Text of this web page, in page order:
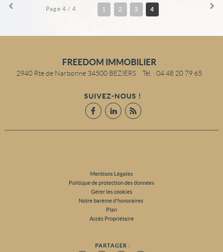
Page 4 / 4 1 2 3 4
FREEDOM IMMOBILIER
2940 Rte de Narbonne 34500 BEZIERS Tél. :04 48 20 79 65
SUIVEZ-NOUS !
Mentions Légales
Politique de protection des données
Gérer les cookies
Notre barème d'honoraires
Plan
Accès Propriétaire
PARTAGER :